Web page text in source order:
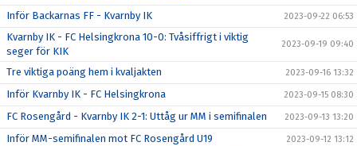
Inför Backarnas FF - Kvarnby IK 2023-09-22 06:53
Kvarnby IK - FC Helsingkrona 10-0: Tvåsiffrigt i viktig
seger för KIK
2023-09-19 09:40
Tre viktiga poäng hem i kvaljakten 2023-09-16 13:32
Inför Kvarnby IK - FC Helsingkrona 2023-09-15 08:30
FC Rosengård - Kvarnby IK 2-1: Uttåg ur MM i semifinalen 2023-09-13 13:20
Inför MM-semifinalen mot FC Rosengård U19 2023-09-12 13:12